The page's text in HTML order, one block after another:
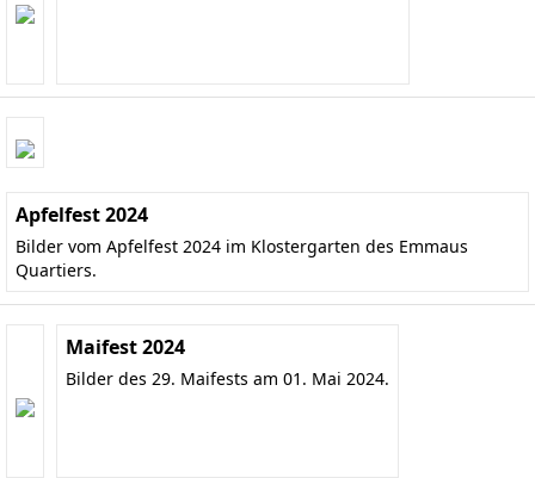
Apfelfest 2024
Bilder vom Apfelfest 2024 im Klostergarten des Emmaus
Quartiers.
Maifest 2024
Bilder des 29. Maifests am 01. Mai 2024.